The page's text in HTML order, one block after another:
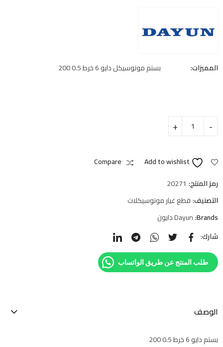
المميزات: بستم موتوسيكل دايو 6 خرط 0.5 200
Add to wishlist
Compare
رمز المنتج: 20271
التصنيف:قطع غيار موتوسيكلات
Brands: Dayun دايون
شارك:
طلب المنتج عن طريق الواتساب
الوصف
بستم دايو 6 خرط 0.5 200